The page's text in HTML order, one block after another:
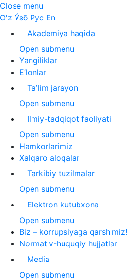
Close menu
O'z Ўзб Рус En
Akademiya haqida
Open submenu
Yangiliklar
E’lonlar
Taʼlim jarayoni
Open submenu
Ilmiy-tadqiqot faoliyati
Open submenu
Hamkorlarimiz
Xalqaro aloqalar
Tarkibiy tuzilmalar
Open submenu
Elektron kutubxona
Open submenu
Biz – korrupsiyaga qarshimiz!
Normativ-huquqiy hujjatlar
Media
Open submenu